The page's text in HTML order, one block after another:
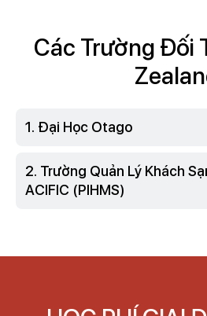
Các Trường Đối
Đại Học ​​Otago
Trường Quản Lý Khách
ACIFIC (PIHMS)